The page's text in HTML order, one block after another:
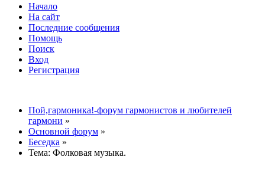
Начало
На сайт
Последние сообщения
Помощь
Поиск
Вход
Регистрация
Пой,гармоника!-форум гармонистов и любителей
гармони »
Основной форум »
Беседка »
Тема: Фолковая музыка.